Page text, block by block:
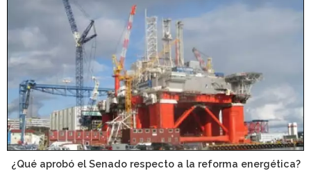
¿Qué aprobó el Senado respecto a la reforma energética?